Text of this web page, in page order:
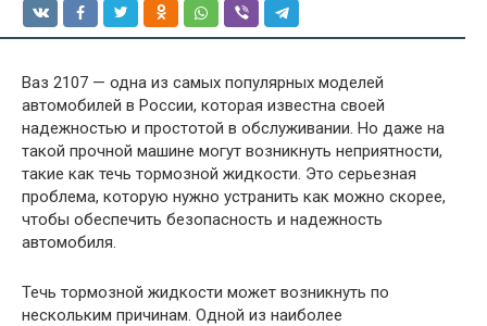
Ваз 2107 — одна из самых популярных моделей
автомобилей в России, которая известна своей
надежностью и простотой в обслуживании. Но даже на
такой прочной машине могут возникнуть неприятности,
такие как течь тормозной жидкости. Это серьезная
проблема, которую нужно устранить как можно скорее,
чтобы обеспечить безопасность и надежность
автомобиля.
Течь тормозной жидкости может возникнуть по
нескольким причинам. Одной из наиболее